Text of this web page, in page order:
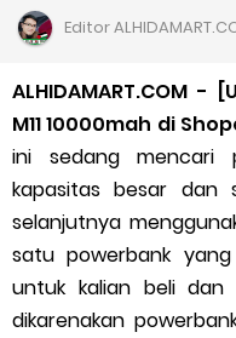
Cara Daftar
Apa itu Grab Saap?
Cara Jitu
Cara Ping
Cara Mudah Melihat
7 Cara Mudah
Editor
ALHIDAMART.COM -
M11 10000mah di
ini sedang mencari
kapasitas besar dan
selanjutnya
satu powerbank
untuk kalian beli
dikarenakan